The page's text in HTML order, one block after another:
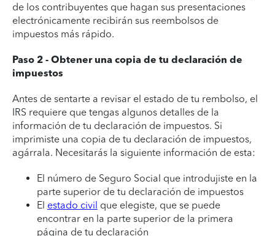
de los contribuyentes que hagan sus presentaciones
electrónicamente recibirán sus reembolsos de
impuestos más rápido.
Paso 2 - Obtener una copia de tu declaración de
impuestos
Antes de sentarte a revisar el estado de tu rembolso, el
IRS requiere que tengas algunos detalles de la
información de tu declaración de impuestos. Si
imprimiste una copia de tu declaración de impuestos,
agárrala. Necesitarás la siguiente información de esta:
El número de Seguro Social que introdujiste en la
parte superior de tu declaración de impuestos
El estado civil que elegiste, que se puede
encontrar en la parte superior de la primera
página de tu declaración